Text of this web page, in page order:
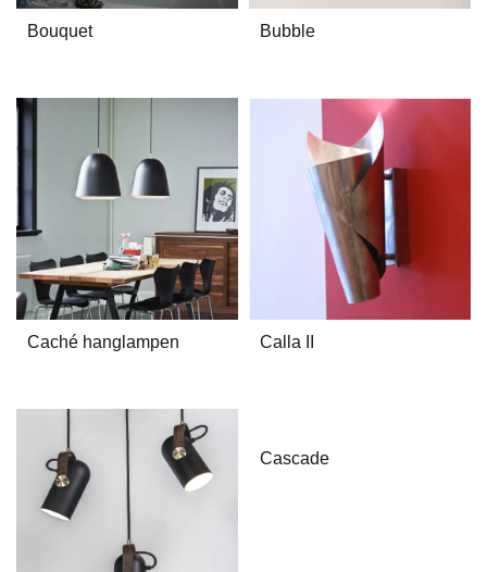
Bouquet Bubble
Caché hanglampen Calla II
Cascade